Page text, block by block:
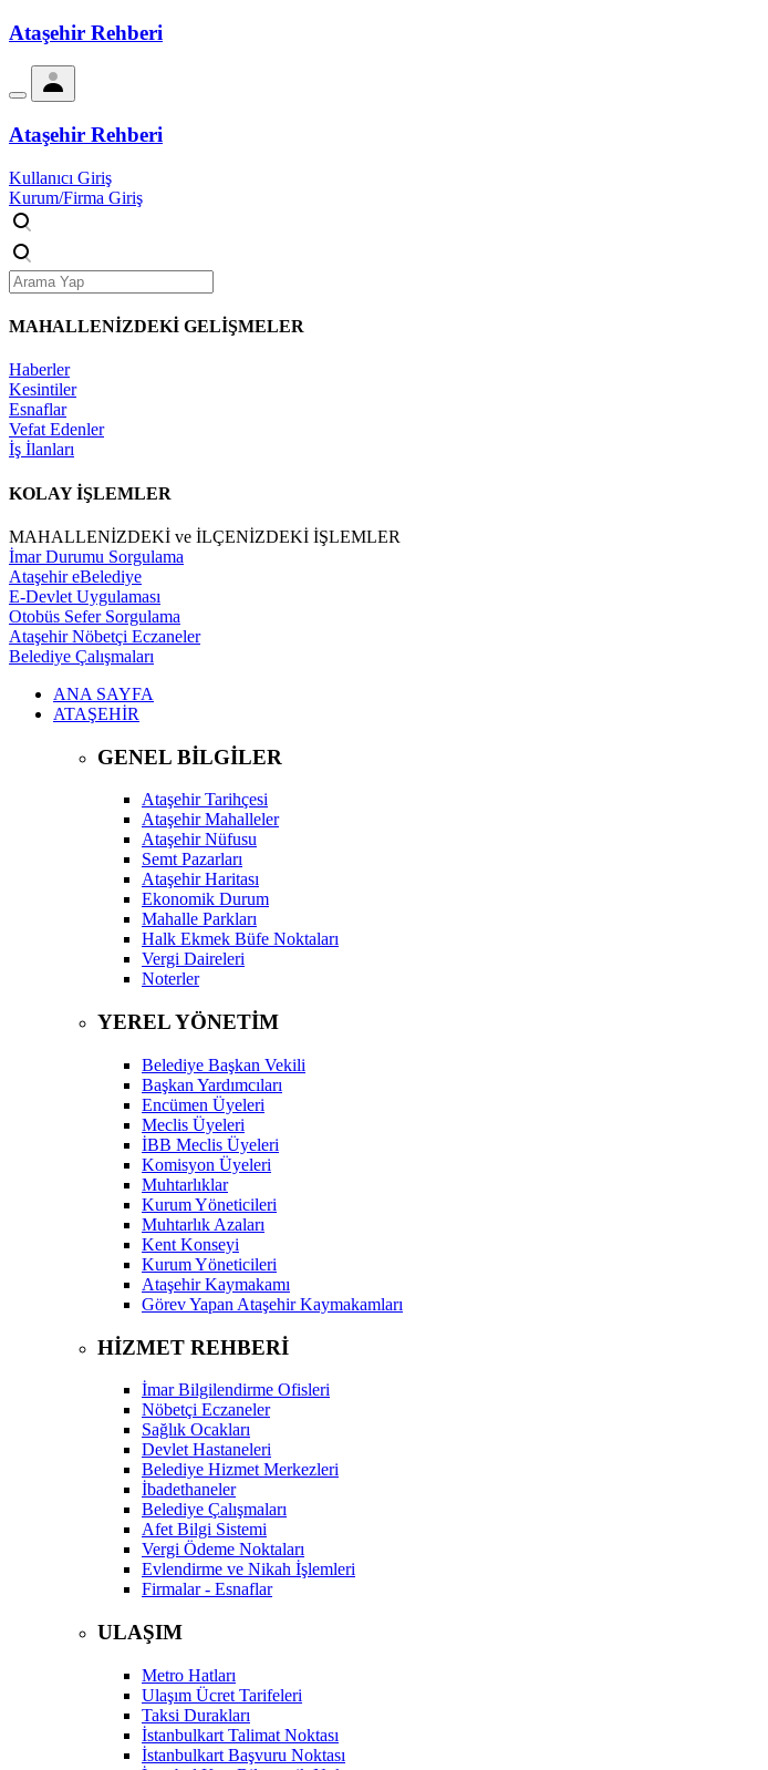
Ataşehir Rehberi
Ataşehir Rehberi
Kullanıcı Giriş
Kurum/Firma Giriş
MAHALLENİZDEKİ GELİŞMELER
Haberler
Kesintiler
Esnaflar
Vefat Edenler
İş İlanları
KOLAY İŞLEMLER
MAHALLENİZDEKİ ve İLÇENİZDEKİ İŞLEMLER
İmar Durumu Sorgulama
Ataşehir eBelediye
E-Devlet Uygulaması
Otobüs Sefer Sorgulama
Ataşehir Nöbetçi Eczaneler
Belediye Çalışmaları
ANA SAYFA
ATAŞEHİR
GENEL BİLGİLER
Ataşehir Tarihçesi
Ataşehir Mahalleler
Ataşehir Nüfusu
Semt Pazarları
Ataşehir Haritası
Ekonomik Durum
Mahalle Parkları
Halk Ekmek Büfe Noktaları
Vergi Daireleri
Noterler
YEREL YÖNETİM
Belediye Başkan Vekili
Başkan Yardımcıları
Encümen Üyeleri
Meclis Üyeleri
İBB Meclis Üyeleri
Komisyon Üyeleri
Muhtarlıklar
Kurum Yöneticileri
Muhtarlık Azaları
Kent Konseyi
Kurum Yöneticileri
Ataşehir Kaymakamı
Görev Yapan Ataşehir Kaymakamları
HİZMET REHBERİ
İmar Bilgilendirme Ofisleri
Nöbetçi Eczaneler
Sağlık Ocakları
Devlet Hastaneleri
Belediye Hizmet Merkezleri
İbadethaneler
Belediye Çalışmaları
Afet Bilgi Sistemi
Vergi Ödeme Noktaları
Evlendirme ve Nikah İşlemleri
Firmalar - Esnaflar
ULAŞIM
Metro Hatları
Ulaşım Ücret Tarifeleri
Taksi Durakları
İstanbulkart Talimat Noktası
İstanbulkart Başvuru Noktası